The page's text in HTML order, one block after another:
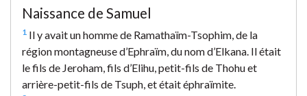
Naissance de Samuel
1 Il y avait un homme de Ramathaïm-Tsophim, de la
région montagneuse d’Ephraïm, du nom d’Elkana. Il était
le fils de Jeroham, fils d’Elihu, petit-fils de Thohu et
arrière-petit-fils de Tsuph, et était éphraïmite.